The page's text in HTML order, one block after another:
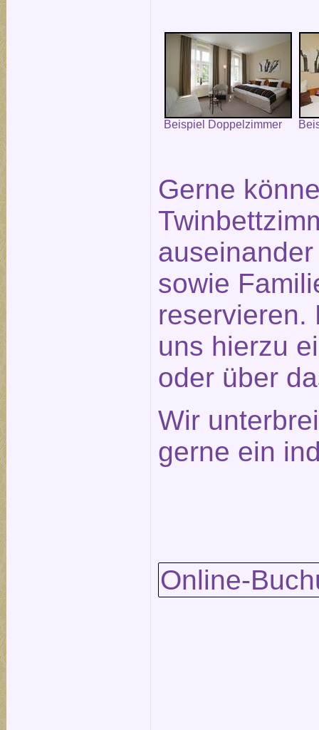
Beispiel Doppelzimmer
Gerne
sowie
reservieren.
uns hierzu
oder über
Wir
gerne ein
Online-